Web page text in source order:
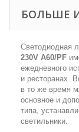
БОЛЬШЕ
Светодиодная
230V A60/PF
ежедневного
и ресторанах.
в то же время
основное и
типа,
светильники.